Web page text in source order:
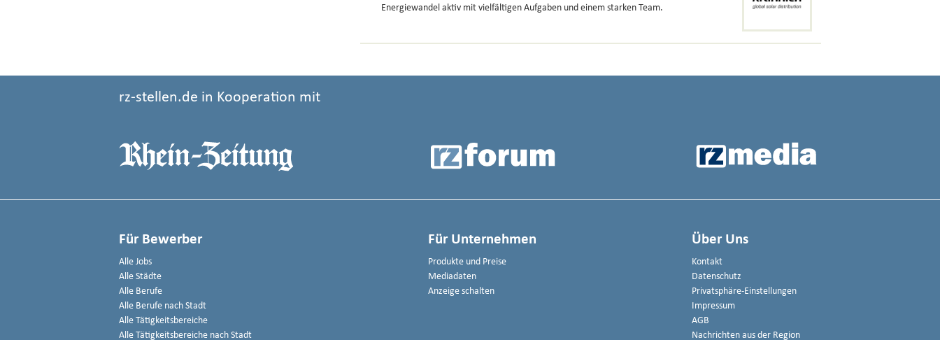
Energiewandel aktiv mit vielfältigen Aufgaben und einem starken Team.
rz-stellen.de in Kooperation mit
Für Bewerber
Alle Jobs
Alle Städte
Alle Berufe
Alle Berufe nach Stadt
Alle Tätigkeitsbereiche
Alle Tätigkeitsbereiche nach Stadt
Für Unternehmen
Produkte und Preise
Mediadaten
Anzeige schalten
Über Uns
Kontakt
Datenschutz
Privatsphäre-Einstellungen
Impressum
AGB
Nachrichten aus der Region